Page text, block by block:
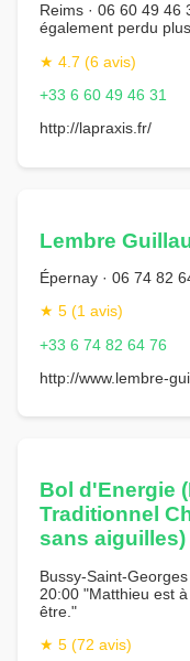
Reims · 06 60 49 46
également perdu
★ 4.7 (6 avis)
+33 6 60 49 46 31
http://lapraxis.fr/
Lembre
Épernay · 06 74 82
★ 5 (1 avis)
+33 6 74 82 64 76
http://www.lembre-
Bol d'Energie
Traditionnel
sans aiguilles)
Bussy-Saint-
20:00 "Matthieu est
être."
★ 5 (72 avis)